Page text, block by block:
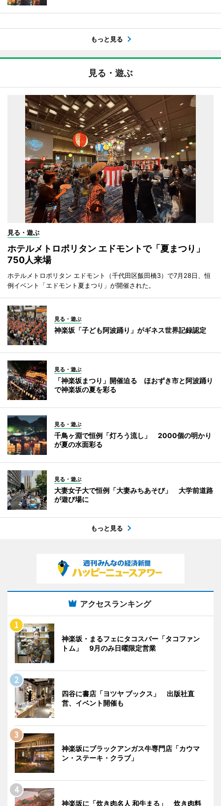
もっと見る
見る・遊ぶ
見る・遊ぶ
ホテルメトロポリタン エドモントで「夏まつり」
750人来場
ホテルメトロポリタン エドモント（千代田区飯田橋3）で7月28日、恒
例イベント「エドモント夏まつり」が開催された。
見る・遊ぶ
神楽坂「子ども阿波踊り」がギネス世界記録認定
見る・遊ぶ
「神楽坂まつり」開催迫る ほおずき市と阿波踊り
で神楽坂の夏を彩る
見る・遊ぶ
千鳥ヶ淵で恒例「灯ろう流し」 2000個の明かり
が夏の水面彩る
見る・遊ぶ
大妻女子大で恒例「大妻みちあそび」 大学前道路
が遊び場に
もっと見る
アクセスランキング
神楽坂・まるフェにタコスバー「タコファン
トム」 9月のみ日曜限定営業
四谷に書店「ヨツヤ ブックス」 出版社直
営、イベント開催も
神楽坂にブラックアンガス牛専門店「カウマ
ン・ステーキ・クラブ」
神楽坂に「炊き肉名人 和牛まる」 炊き肉料